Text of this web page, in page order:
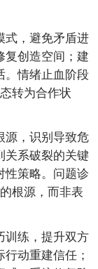
，避免矛盾进
复创造空间；建
。情绪止血阶段
转为合作状
，识别导致危
关系破裂的关键
性策略。问题诊
根源，而非表
练，提升双方
动重建信任；